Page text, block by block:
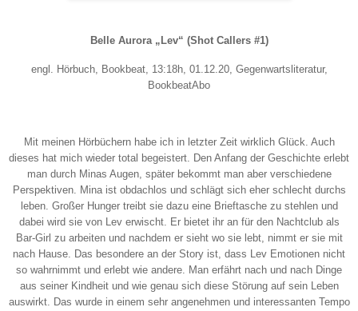
Belle Aurora „Lev“ (Shot Callers #1)
engl. Hörbuch, Bookbeat, 13:18h, 01.12.20, Gegenwartsliteratur,
BookbeatAbo
Mit meinen Hörbüchern habe ich in letzter Zeit wirklich Glück. Auch
dieses hat mich wieder total begeistert. Den Anfang der Geschichte erlebt
man durch Minas Augen, später bekommt man aber verschiedene
Perspektiven. Mina ist obdachlos und schlägt sich eher schlecht durchs
leben. Großer Hunger treibt sie dazu eine Brieftasche zu stehlen und
dabei wird sie von Lev erwischt. Er bietet ihr an für den Nachtclub als
Bar-Girl zu arbeiten und nachdem er sieht wo sie lebt, nimmt er sie mit
nach Hause. Das besondere an der Story ist, dass Lev Emotionen nicht
so wahrnimmt und erlebt wie andere. Man erfährt nach und nach Dinge
aus seiner Kindheit und wie genau sich diese Störung auf sein Leben
auswirkt. Das wurde in einem sehr angenehmen und interessanten Tempo